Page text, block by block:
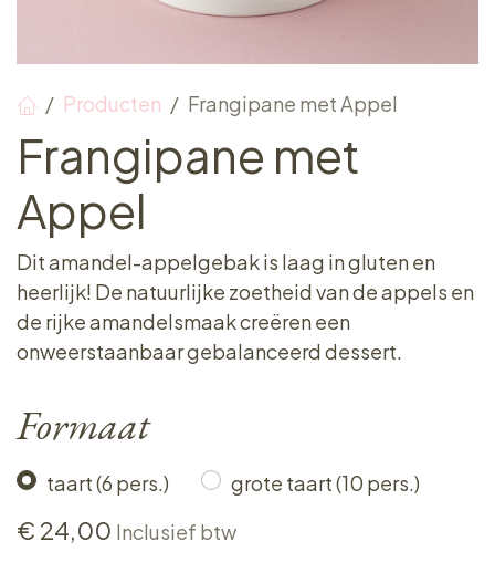
Producten Frangipane met Appel
Frangipane met
Appel
Dit amandel-appelgebak is laag in gluten en
heerlijk! De natuurlijke zoetheid van de appels en
de rijke amandelsmaak creëren een
onweerstaanbaar gebalanceerd dessert.
Formaat
taart (6 pers.) grote taart (10 pers.)
€ 24,00 Inclusief btw